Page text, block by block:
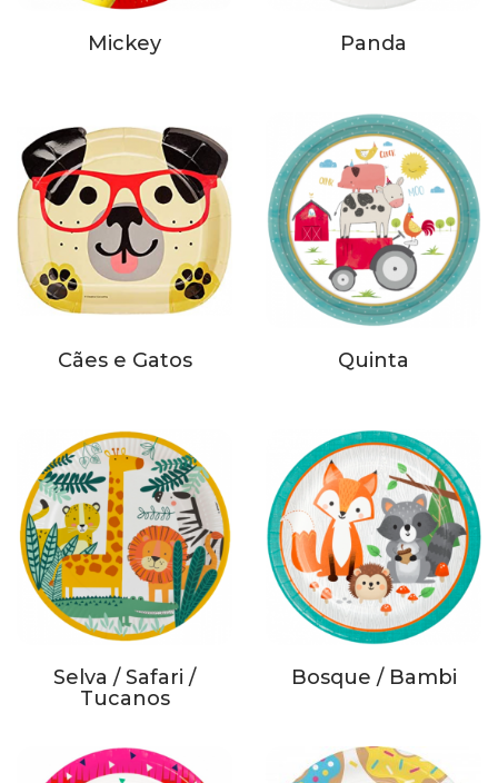
Mickey Panda
Cães e Gatos Quinta
Selva / Safari /
Tucanos
Bosque / Bambi